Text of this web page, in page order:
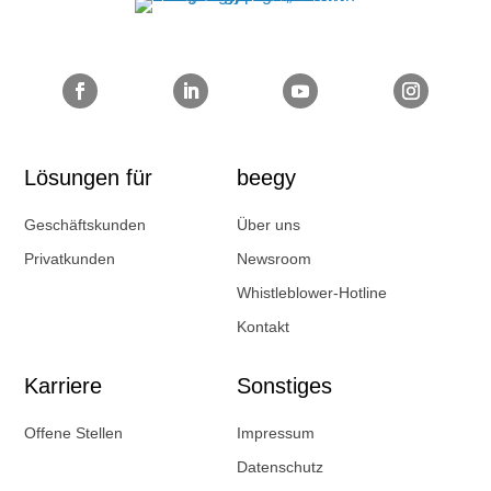
Lösungen für
Geschäftskunden
Privatkunden
beegy
Über uns
Newsroom
Whistleblower-Hotline
Kontakt
Karriere
Offene Stellen
Sonstiges
Impressum
Datenschutz